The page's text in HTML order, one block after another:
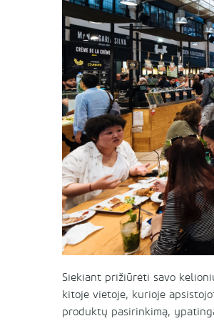
Siekiant prižiūrėti savo
kitoje vietoje, kurioje
produktų pasirinkimą,